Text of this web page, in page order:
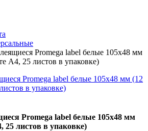
Promega label белые 105х48 мм
А4, 25 листов в упаковке)
Promega label белые 105х48 мм
25 листов в упаковке)